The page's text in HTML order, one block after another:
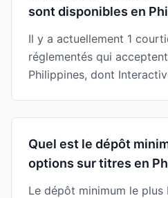
sont disponibles en
Il y a actuellement 1
réglementés qui
Philippines, dont
Quel est le dépôt
options sur titres en
Le dépôt minimum le plus